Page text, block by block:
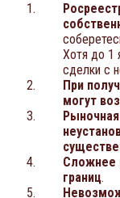
Хотя до 1
сделки с
При
могут
Сложнее
границ.